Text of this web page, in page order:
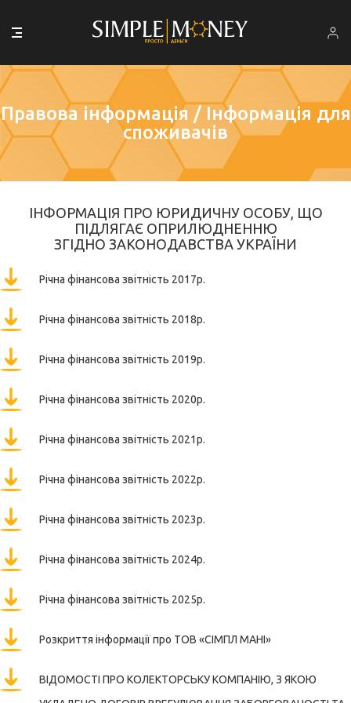
Правова інформація / Інформація для
споживачів
ІНФОРМАЦІЯ ПРО ЮРИДИЧНУ ОСОБУ, ЩО
ПІДЛЯГАЄ ОПРИЛЮДНЕННЮ
ЗГІДНО ЗАКОНОДАВСТВА УКРАЇНИ
Річна фінансова звітність 2017р.
Річна фінансова звітність 2018р.
Річна фінансова звітність 2019р.
Річна фінансова звітність 2020р.
Річна фінансова звітність 2021р.
Річна фінансова звітність 2022р.
Річна фінансова звітність 2023р.
Річна фінансова звітність 2024р.
Річна фінансова звітність 2025р.
Розкриття інформації про ТОВ «СІМПЛ МАНІ»
ВІДОМОСТІ ПРО КОЛЕКТОРСЬКУ КОМПАНІЮ, З ЯКОЮ